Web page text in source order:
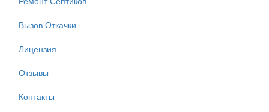
Вызов Откачки
Лицензия
Отзывы
Контакты